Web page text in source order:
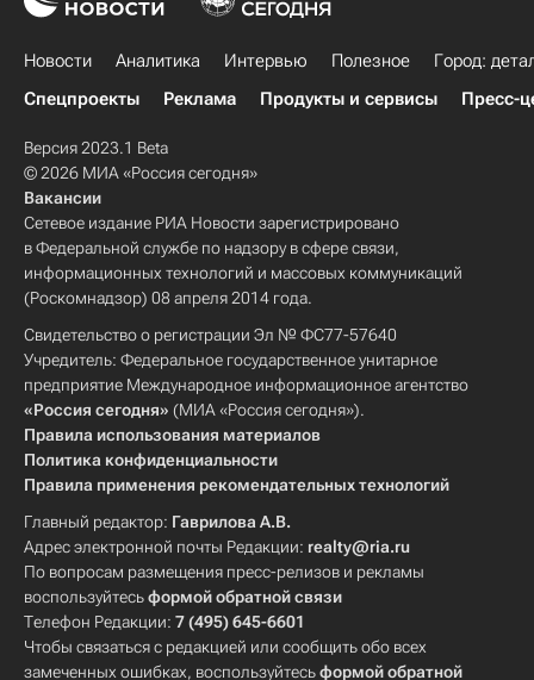
Новости Аналитика Интервью Полезное
Город:
Спецпроекты
Реклама Продукты и сервисы Пресс-
Версия 2023.1 Beta
© 2026 МИА «Россия сегодня»
Вакансии
Сетевое издание РИА Новости зарегистрировано
в Федеральной службе по надзору в сфере связи,
информационных технологий и массовых коммуникаций
(Роскомнадзор) 08 апреля 2014 года.
Свидетельство о регистрации Эл № ФС77-57640
Учредитель: Федеральное государственное унитарное
предприятие Международное информационное агентство
«Россия сегодня» (МИА «Россия сегодня»).
Правила использования материалов
Политика конфиденциальности
Правила применения рекомендательных технологий
Главный редактор: Гаврилова А.В.
Адрес электронной почты Редакции: realty@ria.ru
По вопросам размещения пресс-релизов и рекламы
воспользуйтесьформой обратной связи
Телефон Редакции: 7 (495) 645-6601
Чтобы связаться с редакцией или сообщить обо всех
замеченных ошибках, воспользуйтесьформой обратной